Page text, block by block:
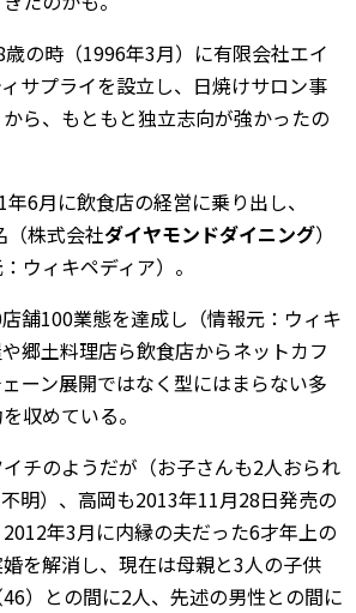
の時（1996年3月）に有限会社エイ
サプライを設立し、日焼けサロン事
ら、もともと独立志向が強かったの
6月に飲食店の経営に乗り出し、
（株式会社ダイヤモンドダイニング）
ウィキペディア）。
舗100業態を達成し（情報元：ウィキ
郷土料理店ら飲食店からネットカフ
ーン展開ではなく型にはまらない多
収めている。
チのようだが（お子さんも2人おられ
明）、高岡も2013年11月28日発売の
2012年3月に内縁の夫だった6才年上の
を解消し、現在は母親と3人の子供
46）との間に2人、先述の男性との間に